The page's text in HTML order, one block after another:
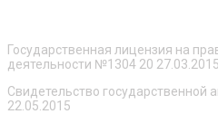
Государственная лицензия на
деятельности №1304 20 27.03.2015
Свидетельство государственной
22.05.2015